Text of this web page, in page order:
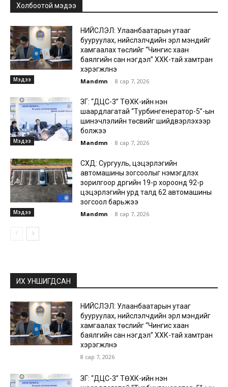
Холбоотой мэдээ
Мэдээ
НИЙСЛЭЛ: Улаанбаатарын утааг
бууруулах, нийслэлчүүдийн эрүүл мэндийг
хамгаалах төслийг “Чингис хаан
баялгийн сан нэгдэл” ХХК-тай хамтран
хэрэгжүүлнэ
Mandmn - 8 сар 7, 2026
Мэдээ
ЗГ: “ДЦС-3” ТӨХК-ийн нэн
шаардлагатай “Турбингенератор-5”-ын
шинэчлэлийн төсвийг шийдвэрлэхээр
болжээ
Mandmn - 8 сар 7, 2026
Мэдээ
СХД: Сургууль, цэцэрлэгийн
автомашины зогсоолыг нэмэгдүүлэх
зорилгоор дүүргийн 19-р хороонд 92-р
цэцэрлэгийн урд талд 62 автомашины
зогсоол барьжээ
Mandmn - 8 сар 7, 2026
ИХ УНШИГДСАН
НИЙСЛЭЛ: Улаанбаатарын утааг
бууруулах, нийслэлчүүдийн эрүүл мэндийг
хамгаалах төслийг “Чингис хаан
баялгийн сан нэгдэл” ХХК-тай хамтран
хэрэгжүүлнэ
8 сар 7, 2026
ЗГ: “ДЦС-3” ТӨХК-ийн нэн